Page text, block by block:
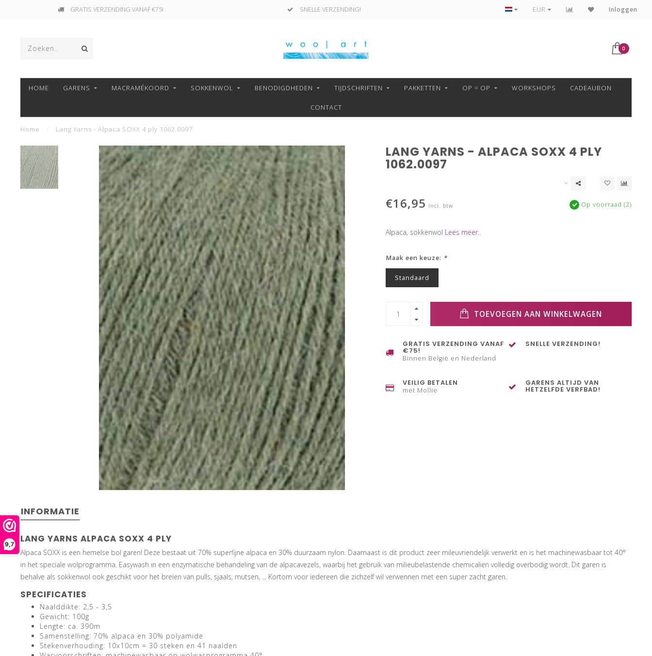
9,7
GRATIS VERZENDING VANAF €75! SNELLE VERZENDING! VEILIG BETALEN MET MOLLIE!
EUR Inloggen
0
HOME GARENS MACRAMÉKOORD SOKKENWOL BENODIGDHEDEN TIJDSCHRIFTEN PAKKETTEN OP = OP WORKSHOPS CADEAUBON
CONTACT
Home Lang Yarns - Alpaca SOXX 4 ply 1062.0097
LANG YARNS - ALPACA SOXX 4 PLY
1062.0097
€16,95 Incl. btw Op voorraad (2)
Alpaca, sokkenwol Lees meer..
Maak een keuze: *
Standaard
TOEVOEGEN AAN WINKELWAGEN
GRATIS VERZENDING VANAF
€75!
Binnen België en Nederland
SNELLE VERZENDING!
VEILIG BETALEN
met Mollie
GARENS ALTIJD VAN
HETZELFDE VERFBAD!
INFORMATIE
LANG YARNS ALPACA SOXX 4 PLY
Alpaca SOXX is een hemelse bol garen! Deze bestaat uit 70% superfijne alpaca en 30% duurzaam nylon. Daarnaast is dit product zeer mileuvriendelijk verwerkt en is het machinewasbaar tot 40°
in het speciale wolprogramma. Easywash in een enzymatische behandeling van de alpacavezels, waarbij het gebruik van milieubelastende chemicaliën volledig overbodig wordt. Dit garen is
behalve als sokkenwol ook geschikt voor het breien van pulls, sjaals, mutsen, ... Kortom voor iedereen die zichzelf wil verwennen met een super zacht garen.
SPECIFICATIES
Naalddikte: 2,5 - 3,5
Gewicht: 100g
Lengte: ca. 390m
Samenstelling: 70% alpaca en 30% polyamide
Stekenverhouding: 10x10cm = 30 steken en 41 naalden